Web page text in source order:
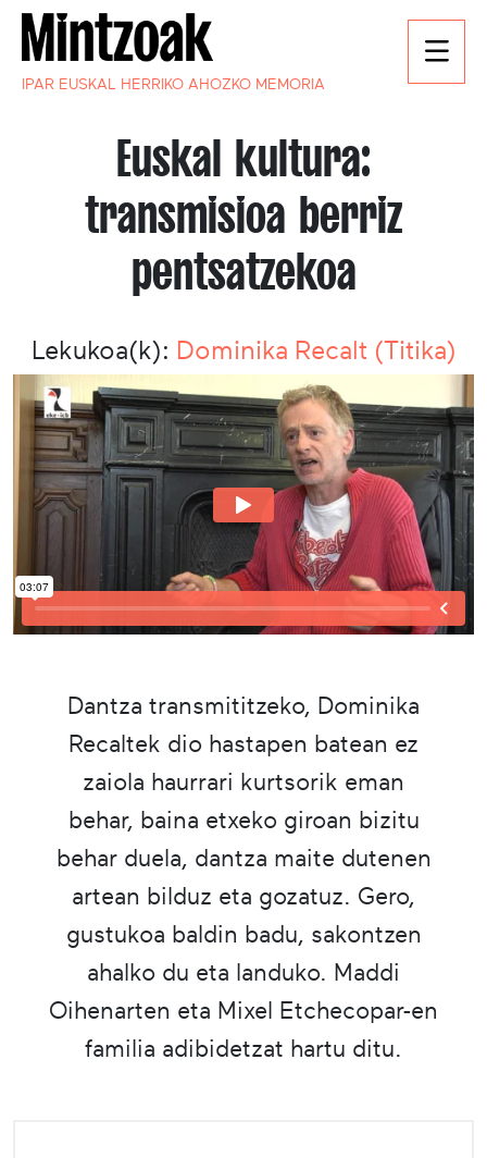
IPAR EUSKAL HERRIKO AHOZKO MEMORIA
Euskal kultura:
transmisioa berriz
pentsatzekoa
Lekukoa(k): Dominika Recalt (Titika)
Dantza transmititzeko, Dominika
Recaltek dio hastapen batean ez
zaiola haurrari kurtsorik eman
behar, baina etxeko giroan bizitu
behar duela, dantza maite dutenen
artean bilduz eta gozatuz. Gero,
gustukoa baldin badu, sakontzen
ahalko du eta landuko. Maddi
Oihenarten eta Mixel Etchecopar-en
familia adibidetzat hartu ditu.